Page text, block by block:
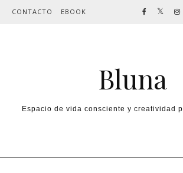
Skip to content
CONTACTO EBOOK
Bluna
Espacio de vida consciente y creatividad